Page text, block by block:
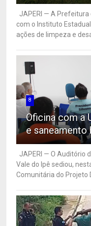
JAPERI — A
com o Instituto
ações de limpeza e
8
Oficina com a
e
JAPERI — O Auditório
Vale do Ipê sediou,
Comunitária do Projeto